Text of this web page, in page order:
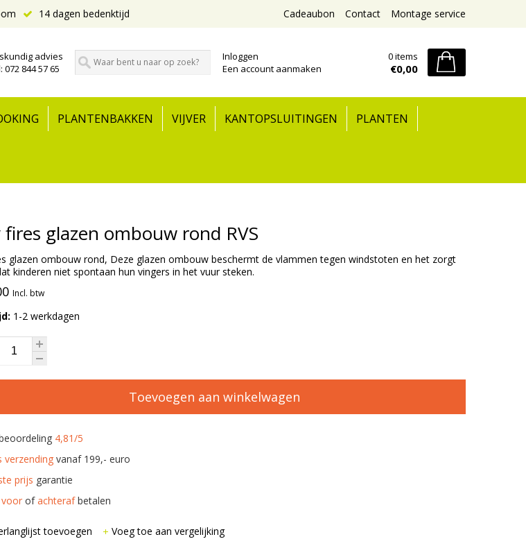
14 dagen bedenktijd Montage service
Contact
Cadeaubon
advies
072 844 57 65
Inloggen
Een account aanmaken
0 items
€0,00
PLANTENBAKKEN VIJVER KANTOPSLUITINGEN PLANTEN
fires glazen ombouw rond RVS
glazen ombouw rond, Deze glazen ombouw beschermt de vlammen tegen windstoten en het zorgt
kinderen niet spontaan hun vingers in het vuur steken.
Incl. btw
1-2 werkdagen
Toevoegen aan winkelwagen
4,81/5
verzendingvanaf 199,- euro
prijs garantie
voorofachterafbetalen
toevoegen Voeg toe aan vergelijking